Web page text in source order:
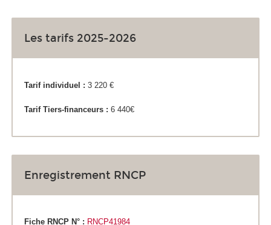
Les tarifs 2025-2026
Tarif individuel : 3 220 €
Tarif Tiers-financeurs : 6 440€
Enregistrement RNCP
Fiche RNCP N° : RNCP41984